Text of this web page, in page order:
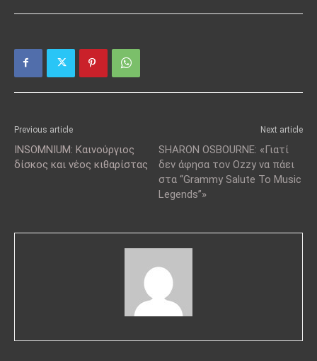
Previous article
INSOMNIUM: Καινούργιος
δίσκος και νέος κιθαρίστας
Next article
SHARON OSBOURNE: «Γιατί
δεν άφησα τον Ozzy να πάει
στα “Grammy Salute To Music
Legends”»